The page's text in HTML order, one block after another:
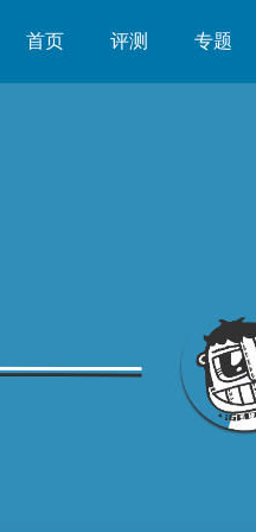
首页 评测 专题